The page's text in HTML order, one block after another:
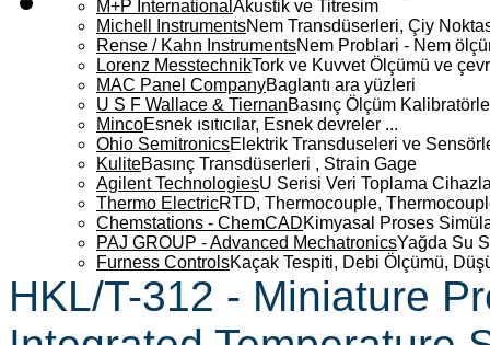
M+P International Akustik ve Titresim
Michell InstrumentsNem Transdüserleri, Çiy
Rense / Kahn InstrumentsNem Problari - Nem
Lorenz MesstechnikTork ve Kuvvet Ölçümü ve
MAC Panel CompanyBaglantı ara yüzleri
U S F Wallace & TiernanBasınç Ölçüm
MincoEsnek ısıtıcılar, Esnek devreler ...
Ohio SemitronicsElektrik Transduseleri ve
KuliteBasınç Transdüserleri , Strain Gage
Agilent TechnologiesU Serisi Veri Toplama
Thermo ElectricRTD, Thermocouple,
Chemstations - ChemCADKimyasal Proses
PAJ GROUP - Advanced MechatronicsYağda Su
Furness ControlsKaçak Tespiti, Debi Ölçümü,
HKL/T-312 - Miniature